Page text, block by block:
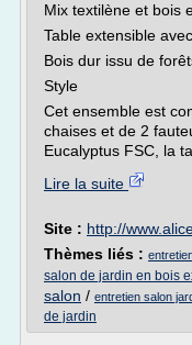
Mix textilène et bois
Table extensible
Bois dur issu de
Style
Cet ensemble est
chaises et de 2
Eucalyptus FSC, la
Lire la suite
Site : http://
Thèmes liés :
salon de jardin en bois
salon / entretien salon
de jardin